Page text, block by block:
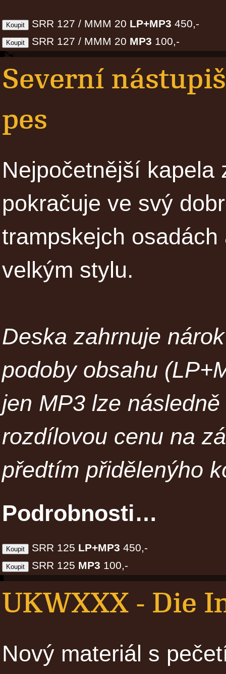
SRR 127 / MMM 20 LP+MP3 450,-
SRR 127 / MMM 20 MP3 100,-
Severní
pes
Nejpočetnější kapela
pokračuje ve svý
trampskejch
velkým stylu.
Deska zahrnuje
podoby obsahu
jen MP3 lze
rozdílovou cenu na
předtím přidělenýho
Podrobnosti…
SRR 125 LP+MP3 450,-
SRR 125 MP3 100,-
UKWXXX - Die
Nový materiál s